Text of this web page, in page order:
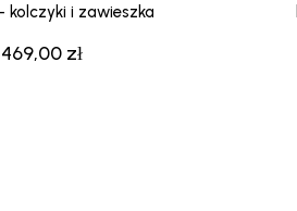
469,00 zł
kolczyki i zawieszka